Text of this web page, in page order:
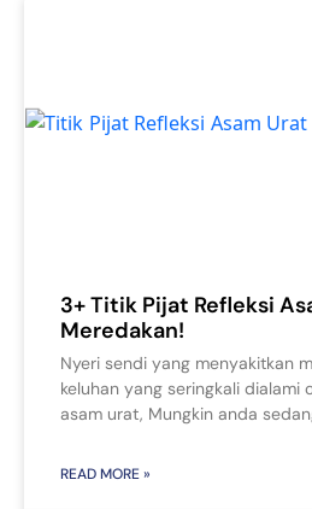
3+ Titik Pijat Refleksi
Meredakan!
Nyeri sendi yang menyakitkan
keluhan yang seringkali dialami
asam urat, Mungkin anda
READ MORE »